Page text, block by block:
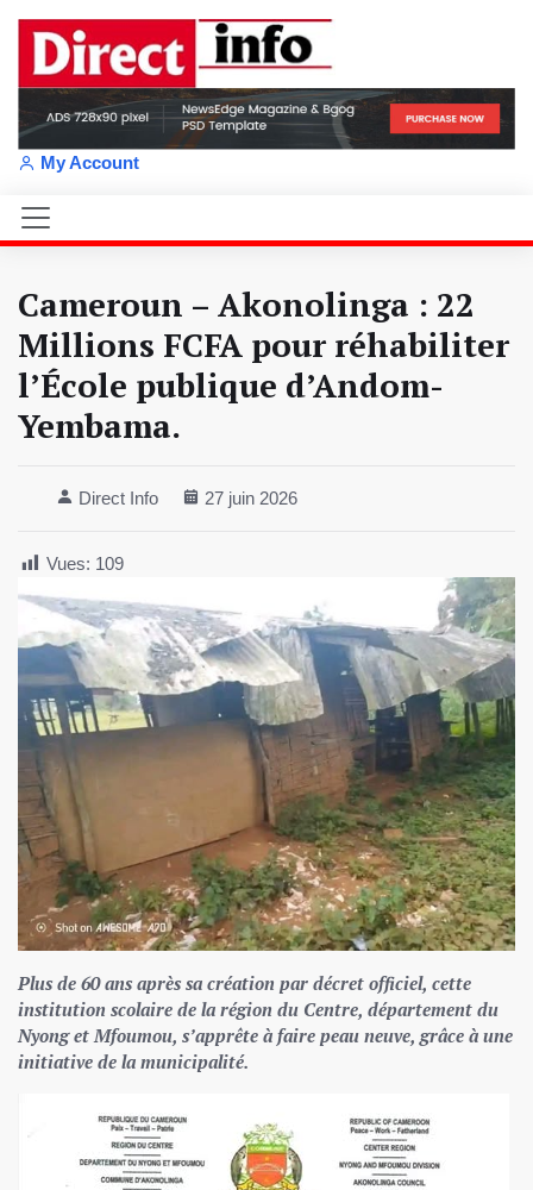
My Account
Cameroun – Akonolinga : 22
Millions FCFA pour réhabiliter
l’École publique d’Andom-
Yembama.
Direct Info 27 juin 2026
Vues: 109
Plus de 60 ans après sa création par décret officiel, cette
institution scolaire de la région du Centre, département du
Nyong et Mfoumou, s’apprête à faire peau neuve, grâce à une
initiative de la municipalité.